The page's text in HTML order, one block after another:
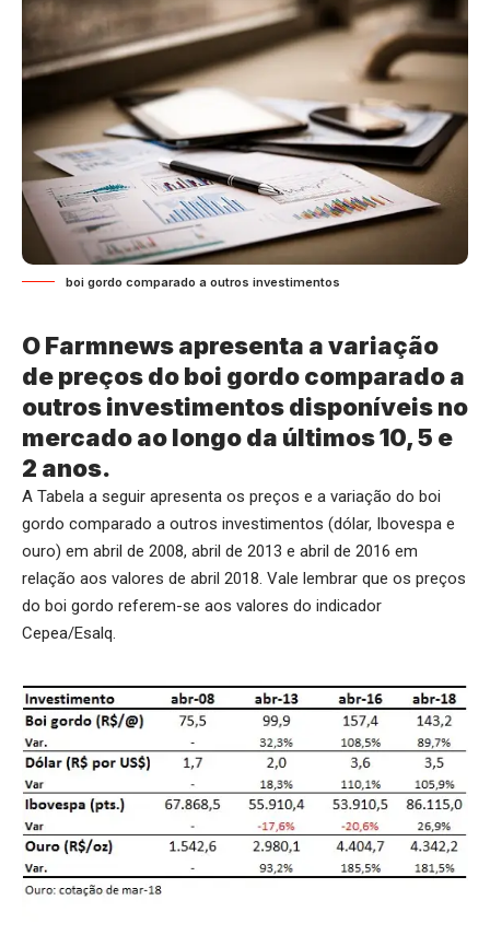
boi gordo comparado a outros investimentos
O Farmnews apresenta a variação
de preços do boi gordo comparado a
outros investimentos disponíveis no
mercado ao longo da últimos 10, 5 e
2 anos.
A Tabela a seguir apresenta os preços e a variação do boi
gordo comparado a outros investimentos (dólar, Ibovespa e
ouro) em abril de 2008, abril de 2013 e abril de 2016 em
relação aos valores de abril 2018. Vale lembrar que os preços
do boi gordo referem-se aos valores do indicador
Cepea/Esalq.